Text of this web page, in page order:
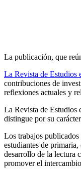
La publicación, que
La Revista de Estudios
contribuciones de
reflexiones actuales y
La Revista de Estudios
distingue por su
Los trabajos
estudiantes de
desarrollo de la lectura
promover el